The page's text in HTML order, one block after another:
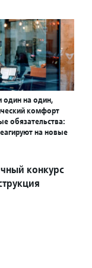
один на один,
комфорт
обязательства:
на новые
конкурс